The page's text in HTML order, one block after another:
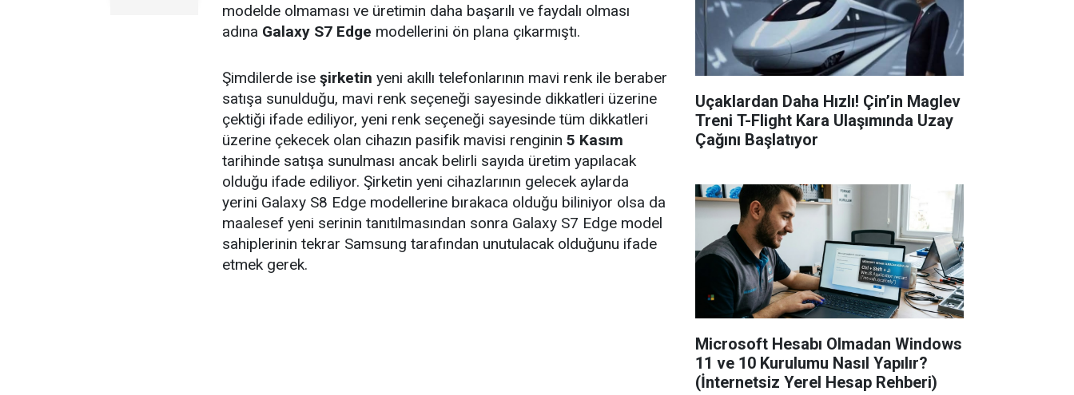
modelde olmaması ve üretimin daha başarılı ve faydalı olması
adına Galaxy S7 Edge modellerini ön plana çıkarmıştı.
Şimdilerde ise şirketin yeni akıllı telefonlarının mavi renk ile beraber
satışa sunulduğu, mavi renk seçeneği sayesinde dikkatleri üzerine
çektiği ifade ediliyor, yeni renk seçeneği sayesinde tüm dikkatleri
üzerine çekecek olan cihazın pasifik mavisi renginin 5 Kasım
tarihinde satışa sunulması ancak belirli sayıda üretim yapılacak
olduğu ifade ediliyor. Şirketin yeni cihazlarının gelecek aylarda
yerini Galaxy S8 Edge modellerine bırakaca olduğu biliniyor olsa da
maalesef yeni serinin tanıtılmasından sonra Galaxy S7 Edge model
sahiplerinin tekrar Samsung tarafından unutulacak olduğunu ifade
etmek gerek.
Uçaklardan Daha Hızlı! Çin’in Maglev
Treni T-Flight Kara Ulaşımında Uzay
Çağını Başlatıyor
Microsoft Hesabı Olmadan Windows
11 ve 10 Kurulumu Nasıl Yapılır?
(İnternetsiz Yerel Hesap Rehberi)